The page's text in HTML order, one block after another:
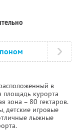
в
площадь курорта
зона – 80 гектаров.
детские игровые
лыжные